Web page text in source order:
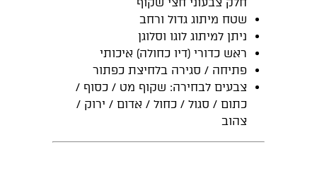
שטח מיתוג גדול ורחב
ניתן למיתוג לוגו וסלוגן
ראש כדורי (דיו כחולה) איכותי
פתיחה / סגירה בלחיצת כפתור
צבעים לבחירה: שקוף מט / כסוף /
כתום / סגול / כחול / אדום / ירוק /
צהוב